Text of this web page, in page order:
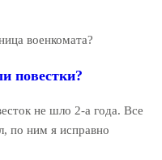
военкомата?
повестки?
не шло 2-а года. Все
по ним я исправно